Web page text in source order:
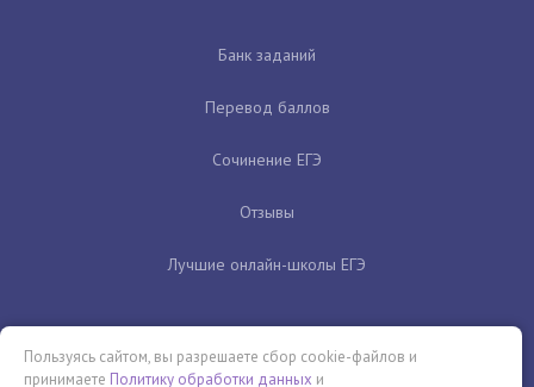
Банк заданий
Перевод баллов
Сочинение ЕГЭ
Отзывы
Лучшие онлайн-школы ЕГЭ
Пользуясь сайтом, вы разрешаете сбор cookie-файлов и
принимаете Политику обработки данных и